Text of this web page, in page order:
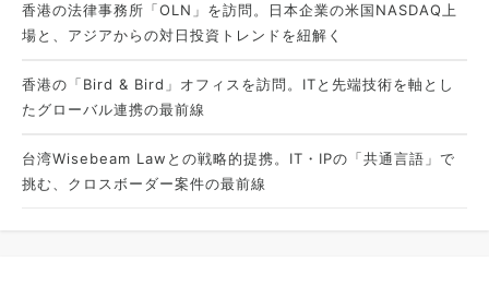
香港の法律事務所「OLN」を訪問。日本企業の米国NASDAQ上
場と、アジアからの対日投資トレンドを紐解く
香港の「Bird & Bird」オフィスを訪問。ITと先端技術を軸とし
たグローバル連携の最前線
台湾Wisebeam Lawとの戦略的提携。IT・IPの「共通言語」で
挑む、クロスボーダー案件の最前線